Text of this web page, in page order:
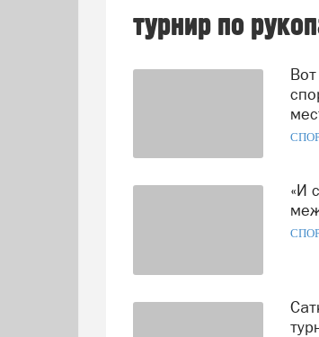
турнир по
Вот это успех! На открытом турнире по рукопашному бою
«И снова - с победами!»: саткинцы успешно выступили на
Саткинские спортсмены приняли участие в региональном